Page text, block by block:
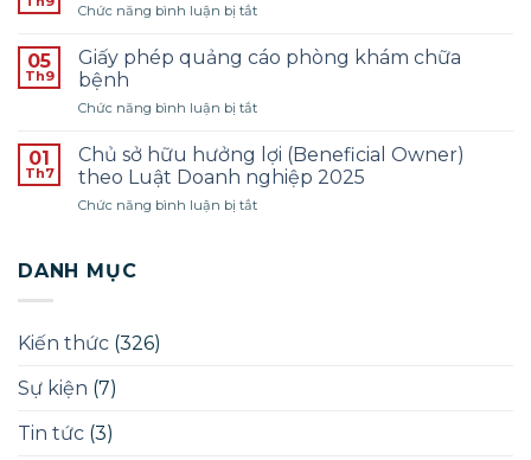
2026
Đợt
THỰC
SINH
–
THÁNG
12/2025
Chức năng bình luận bị tắtở
báo
tuyển
pháp
–
Năm
2025
05
Th9
Giấy phép quảng cáo phòng khám chữa
bệnh
Chức năng bình luận bị tắtở
phép
quảng
cáo
phòng
01
Th7
Chủ sở hữu hưởng lợi (Beneficial Owner)
theo Luật Doanh nghiệp 2025
Chức năng bình luận bị tắtở
DANH MỤC
Kiến thức (326)
Sự kiện (7)
Tin tức (3)